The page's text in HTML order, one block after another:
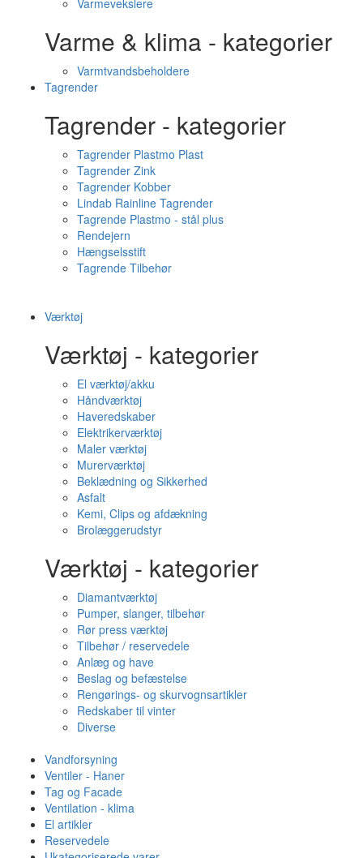
Varmevekslere
Varme & klima - kategorier
Varmtvandsbeholdere
Tagrender
Tagrender - kategorier
Tagrender Plastmo Plast
Tagrender Zink
Tagrender Kobber
Lindab Rainline Tagrender
Tagrende Plastmo - stål plus
Rendejern
Hængselsstift
Tagrende Tilbehør
Værktøj
Værktøj - kategorier
El værktøj/akku
Håndværktøj
Haveredskaber
Elektrikerværktøj
Maler værktøj
Murerværktøj
Beklædning og Sikkerhed
Asfalt
Kemi, Clips og afdækning
Brolæggerudstyr
Værktøj - kategorier
Diamantværktøj
Pumper, slanger, tilbehør
Rør press værktøj
Tilbehør / reservedele
Anlæg og have
Beslag og befæstelse
Rengørings- og skurvognsartikler
Redskaber til vinter
Diverse
Vandforsyning
Ventiler - Haner
Tag og Facade
Ventilation - klima
El artikler
Reservedele